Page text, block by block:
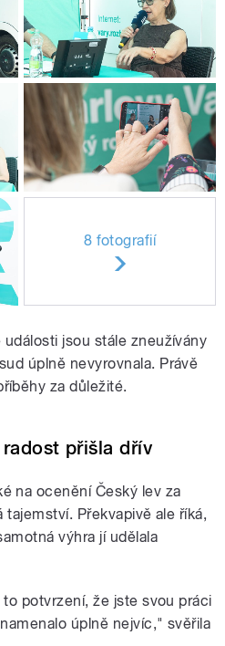
8 fotografií
jsou stále zneužívány
úplně nevyrovnala. Právě
za důležité.
přišla dřív
na ocenění Český lev za
Překvapivě ale říká,
výhra jí udělala
potvrzení, že jste svou práci
úplně nejvíc," svěřila